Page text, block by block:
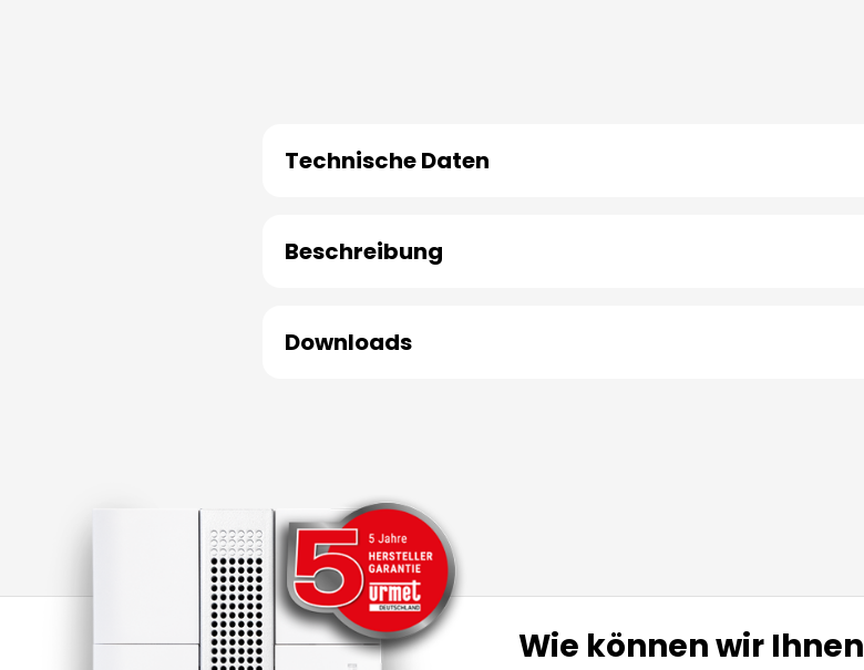
Technische Daten
Beschreibung
Downloads
Wie können wir Ihnen